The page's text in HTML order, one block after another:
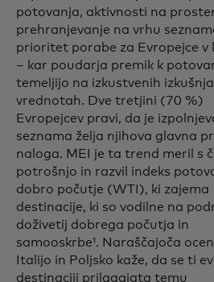
potovanja, aktivnosti na
prehranjevanje na vrhu
prioritet porabe za Evropejce v
– kar poudarja premik k
temeljijo na izkustvenih
vrednotah. Dve tretjini (70 %)
Evropejcev pravi, da je
seznama želja njihova glavna
naloga. MEI je ta trend meril s
potrošnjo in razvil indeks
dobro počutje (WTI), ki zajema
destinacije, ki so vodilne na
doživetij dobrega počutja in
samooskrbe¹. Naraščajoča
Italijo in Poljsko kaže, da se ti
destinaciji prilagajata temu